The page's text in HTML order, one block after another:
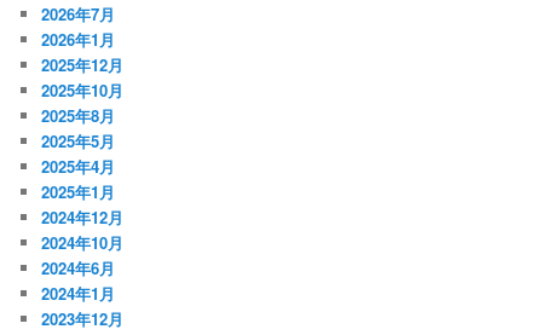
2026年7月
2026年1月
2025年12月
2025年10月
2025年8月
2025年5月
2025年4月
2025年1月
2024年12月
2024年10月
2024年6月
2024年1月
2023年12月